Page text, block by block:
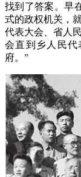
找到了答案。早
式的政权机关，
代表大会、省人
会直到乡人民
府。”